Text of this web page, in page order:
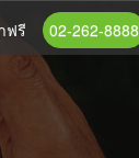
ฟรี 02-262-8888